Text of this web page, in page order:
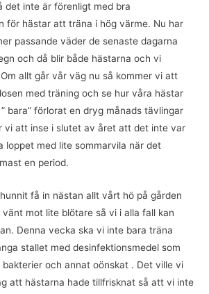
det inte är förenligt med bra
för hästar att träna i hög värme. Nu har
passande väder de senaste dagarna
och då blir både hästarna och vi
allt går vår väg nu så kommer vi att
med träning och se hur våra hästar
bara” förlorat en dryg månads tävlingar
vi att inse i slutet av året att det inte var
loppet med lite sommarvila när det
en period.
få in nästan allt vårt hö på gården
mot lite blötare så vi i alla fall kan
Denna vecka ska vi inte bara träna
stallet med desinfektionsmedel som
och annat oönskat . Det ville vi
att hästarna hade tillfrisknat så att vi inte